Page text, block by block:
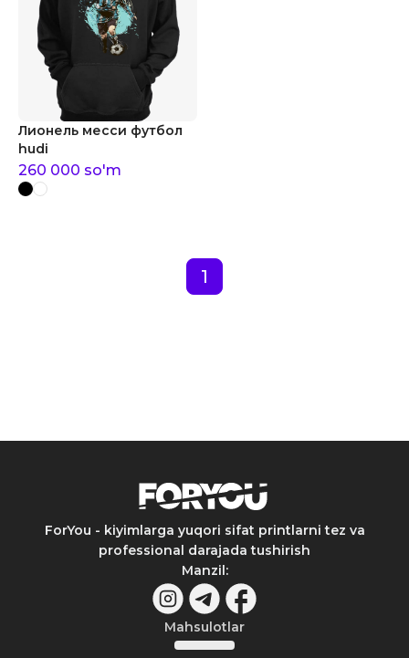
Лионель месси футбол
hudi
260 000 so'm
1
ForYou - kiyimlarga yuqori sifat printlarni tez va
professional darajada tushirish
Manzil:
Mahsulotlar